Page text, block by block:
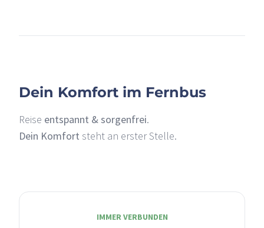
Dein Komfort im Fernbus
Reise entspannt & sorgenfrei.
Dein Komfort steht an erster Stelle.
IMMER VERBUNDEN